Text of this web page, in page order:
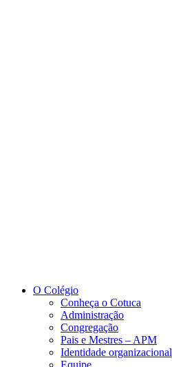
O Colégio
Conheça o Cotuca
Administração
Congregação
Pais e Mestres – APM
Identidade organizacional
Equipe